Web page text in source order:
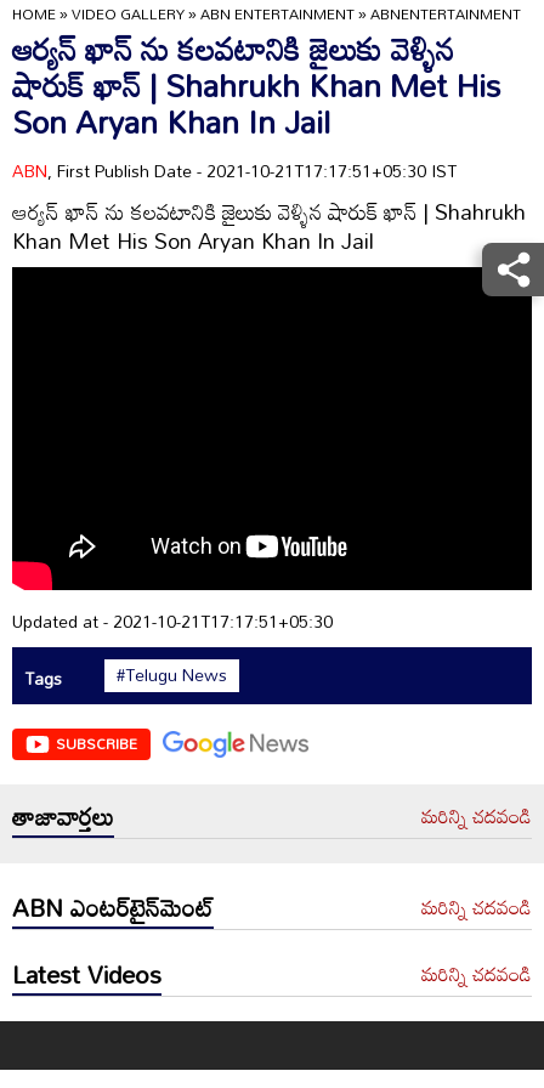
HOME»VIDEO GALLERY»ABN ENTERTAINMENT»ABNENTERTAINMENT
ఆర్యన్ ఖాన్ ను కలవటానికి జైలుకు వెళ్ళిన
షారుక్ ఖాన్ | Shahrukh Khan Met His
Son Aryan Khan In Jail
ABN, First Publish Date - 2021-10-21T17:17:51+05:30 IST
ఆర్యన్ ఖాన్ ను కలవటానికి జైలుకు వెళ్ళిన షారుక్ ఖాన్ | Shahrukh
Khan Met His Son Aryan Khan In Jail
Updated at - 2021-10-21T17:17:51+05:30
Tags
#Telugu News
SUBSCRIBE
తాజావార్తలు మరిన్ని చదవండి
ABN ఎంటర్‌టైన్‌మెంట్ మరిన్ని చదవండి
Latest Videos మరిన్ని చదవండి